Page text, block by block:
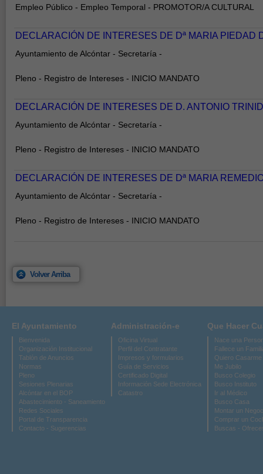
Empleo Público - Empleo Temporal - PROMOTOR/A CULTURAL
DECLARACIÓN DE INTERESES DE Dª MARIA PIEDAD
Ayuntamiento de Alcóntar - Secretaría -
Pleno - Registro de Intereses - INICIO MANDATO
DECLARACIÓN DE INTERESES DE D. ANTONIO
Ayuntamiento de Alcóntar - Secretaría -
Pleno - Registro de Intereses - INICIO MANDATO
DECLARACIÓN DE INTERESES DE Dª MARIA
Ayuntamiento de Alcóntar - Secretaría -
Pleno - Registro de Intereses - INICIO MANDATO
Volver Arriba
El Ayuntamiento
Bienvenida
Organización Institucional
Tablón de Anuncios
Normas
Pleno
Sesiones Plenarias
Alcóntar en el BOP
Abastecimiento - Saneamiento
Redes Sociales
Portal de Transparencia
Contacto - Sugerencias
Administración-e
Oficina Virtual
Perfil del Contratante
Impresos y formularios
Guía de Servicios
Certificado Digital
Información Sede Electrónica
Catastro
Que Hacer
Nace una
Fallece un
Quiero Casarme
Me Jubilo
Busco Colegio
Busco Instituto
Ir al Médico
Busco Casa
Montar un
Comprar un
Buscas -